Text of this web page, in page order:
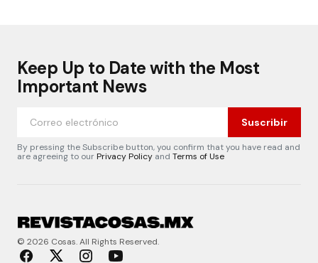
Keep Up to Date with the Most
Important News
Suscribir
By pressing the Subscribe button, you confirm that you have read and
are agreeing to ourPrivacy Policy and Terms of Use
© 2026 Cosas. All Rights Reserved.